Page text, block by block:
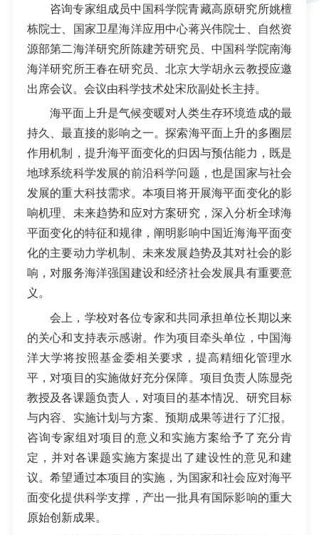
咨询专家组成员中国科学院青藏高原研究所姚檀
栋院士、国家卫星海洋应用中心蒋兴伟院士、自然资
源部第二海洋研究所陈建芳研究员、中国科学院南海
海洋研究所王春在研究员、北京大学胡永云教授应邀
出席会议。会议由科学技术处宋欣副处长主持。
海平面上升是气候变暖对人类生存环境造成的最
持久、最直接的影响之一。探索海平面上升的多圈层
作用机制，提升海平面变化的归因与预估能力，既是
地球系统科学发展的前沿科学问题，也是国家与社会
发展的重大科技需求。本项目将开展海平面变化的影
响机理、未来趋势和应对方案研究，深入分析全球海
平面变化的特征和规律，阐明影响中国近海海平面变
化的主要动力学机制、未来发展趋势及其对社会的影
响，对服务海洋强国建设和经济社会发展具有重要意
义。
会上，学校对各位专家和共同承担单位长期以来
的关心和支持表示感谢。作为项目牵头单位，中国海
洋大学将按照基金委相关要求，提高精细化管理水
平，对项目的实施做好充分保障。项目负责人陈显尧
教授及各课题负责人，对项目的基本情况、研究目标
与内容、实施计划与方案、预期成果等进行了汇报。
咨询专家组对项目的意义和实施方案给予了充分肯
定，并对各课题实施方案提出了建设性的意见和建
议。希望通过本项目的实施，为国家和社会应对海平
面变化提供科学支撑，产出一批具有国际影响的重大
原始创新成果。